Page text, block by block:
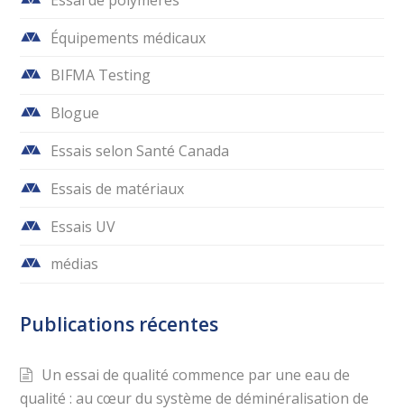
Équipements médicaux
BIFMA Testing
Blogue
Essais selon Santé Canada
Essais de matériaux
Essais UV
médias
Publications récentes
Un essai de qualité commence par une eau de
qualité : au cœur du système de déminéralisation de